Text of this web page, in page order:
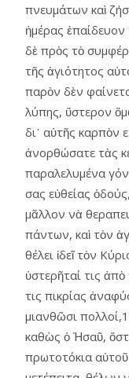
πνευμάτων καὶ
ἡμέρας
δὲ πρὸς τὸ
τῆς ἁγιότητος
παρὸν δὲν
λύπης, ὕστερον
δι᾿ αὐτῆς καρπὸν
ἀνορθώσατε τὰς
παραλελυμένα
σας εὐθείας
μᾶλλον νὰ
πάντων, καὶ τὸν
θέλει ἰδεῖ τὸν
ὑστερῆταί τις
τις πικρίας
μιανθῶσι
καθὼς ὁ Ἠσαῦ,
πρωτοτόκια